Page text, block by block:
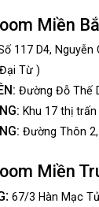
Miền
117 D4, Nguyễn
Từ )
Đường Đỗ Thế
Khu 17 thị trấn
Đường Thôn 2,
Miền
: 67/3 Hàn Mạc